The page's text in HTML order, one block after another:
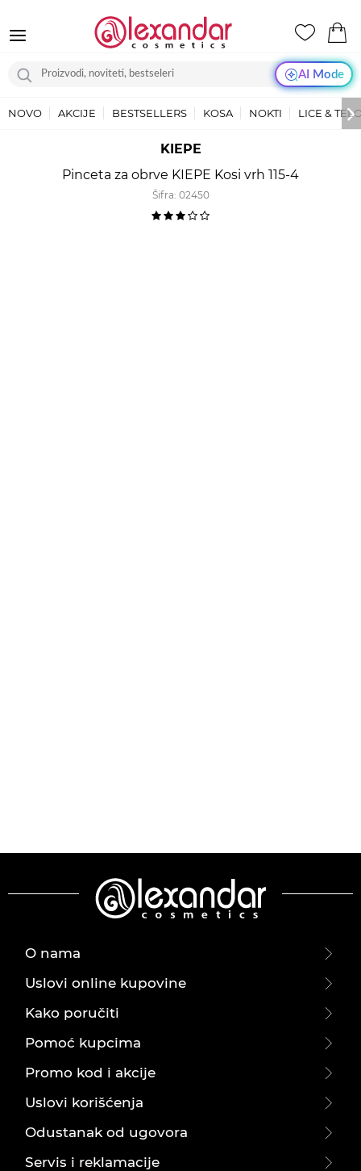
AI Mode
NOVO AKCIJE BESTSELLERS KOSA NOKTI LICE &
KIEPE
Pinceta za obrve KIEPE Kosi vrh 115-4
Šifra: 02450
O nama
Uslovi online kupovine
Kako poručiti
Pomoć kupcima
Promo kod i akcije
Uslovi korišćenja
Odustanak od ugovora
Servis i reklamacije